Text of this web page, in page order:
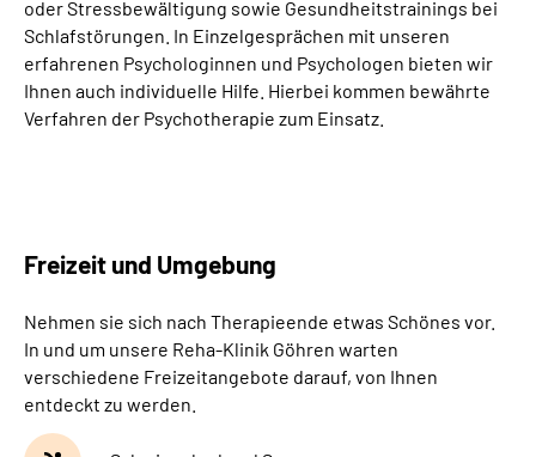
oder Stressbewältigung sowie Gesundheitstrainings bei
Schlafstörungen. In Einzelgesprächen mit unseren
erfahrenen Psychologinnen und Psychologen bieten wir
Ihnen auch individuelle Hilfe. Hierbei kommen bewährte
Verfahren der Psychotherapie zum Einsatz.
Freizeit und Umgebung
Nehmen sie sich nach Therapieende etwas Schönes vor.
In und um unsere Reha-Klinik Göhren warten
verschiedene Freizeitangebote darauf, von Ihnen
entdeckt zu werden.